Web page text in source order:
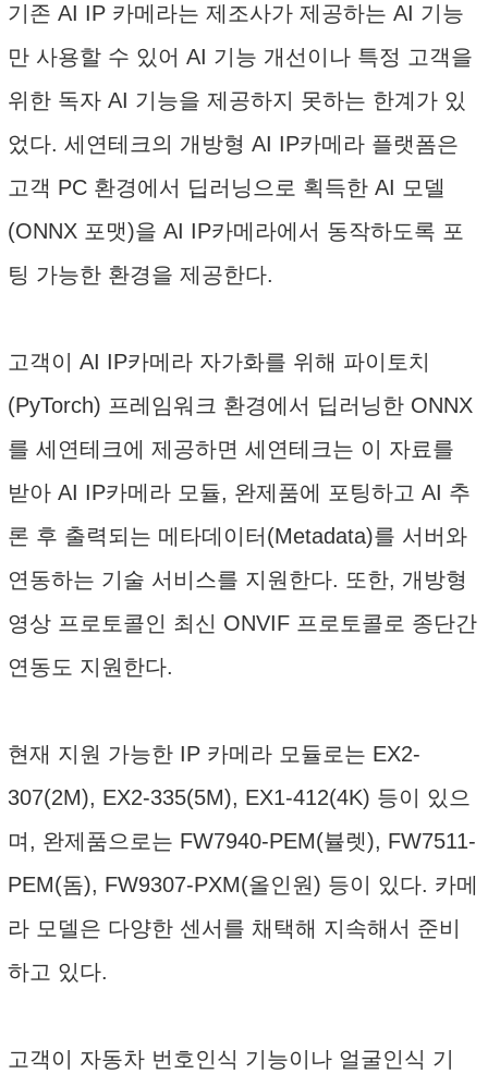
기존 AI IP 카메라는 제조사가 제공하는 AI 기능
만 사용할 수 있어 AI 기능 개선이나 특정 고객을
위한 독자 AI 기능을 제공하지 못하는 한계가 있
었다. 세연테크의 개방형 AI IP카메라 플랫폼은
고객 PC 환경에서 딥러닝으로 획득한 AI 모델
(ONNX 포맷)을 AI IP카메라에서 동작하도록 포
팅 가능한 환경을 제공한다.
고객이 AI IP카메라 자가화를 위해 파이토치
(PyTorch) 프레임워크 환경에서 딥러닝한 ONNX
를 세연테크에 제공하면 세연테크는 이 자료를
받아 AI IP카메라 모듈, 완제품에 포팅하고 AI 추
론 후 출력되는 메타데이터(Metadata)를 서버와
연동하는 기술 서비스를 지원한다. 또한, 개방형
영상 프로토콜인 최신 ONVIF 프로토콜로 종단간
연동도 지원한다.
현재 지원 가능한 IP 카메라 모듈로는 EX2-
307(2M), EX2-335(5M), EX1-412(4K) 등이 있으
며, 완제품으로는 FW7940-PEM(뷸렛), FW7511-
PEM(돔), FW9307-PXM(올인원) 등이 있다. 카메
라 모델은 다양한 센서를 채택해 지속해서 준비
하고 있다.
고객이 자동차 번호인식 기능이나 얼굴인식 기